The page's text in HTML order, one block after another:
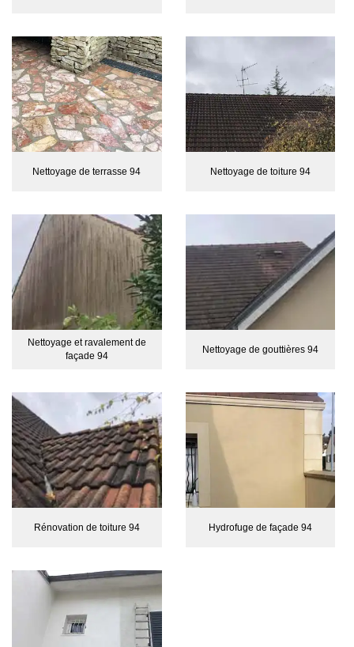
Nettoyage de terrasse 94 Nettoyage de toiture 94
Nettoyage et ravalement de
façade 94
Nettoyage de gouttières 94
Rénovation de toiture 94 Hydrofuge de façade 94